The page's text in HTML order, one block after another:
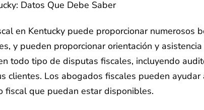
en Kentucky puede proporcionar
y pueden proporcionar orientación y
todo tipo de disputas fiscales, incluyendo
clientes. Los abogados fiscales pueden
fiscal que puedan estar disponibles.